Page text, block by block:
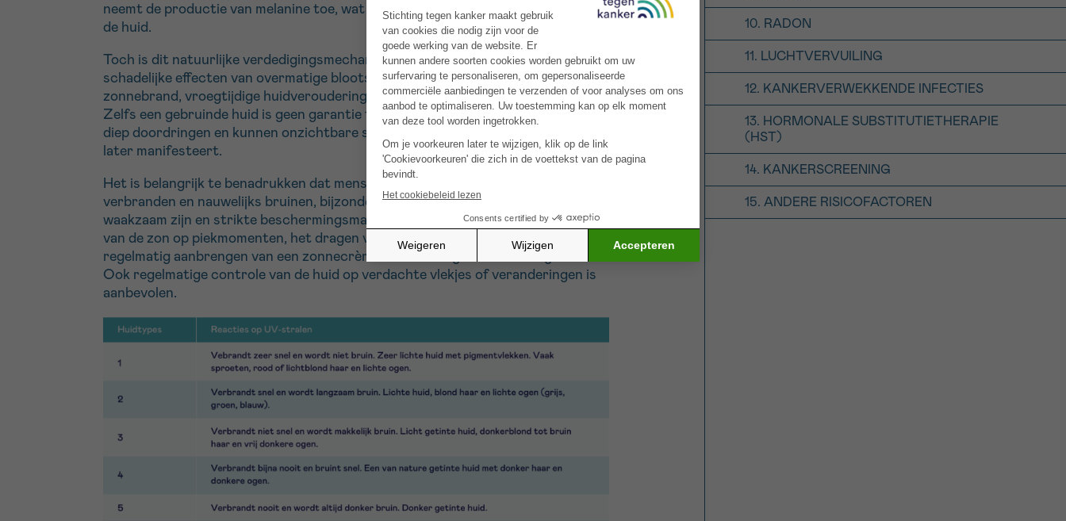
neemt de productie van melanine toe, wat leidt tot een geleidelijke bruining van
de huid.
Toch is dit natuurlijke verdedigingsmechanisme niet voldoende om de
schadelijke effecten van overmatige blootstelling te voorkomen, zoals
zonnebrand, vroegtijdige huidveroudering of het ontstaan vanhuidkanker.
Zelfs een gebruinde huid is geen garantie tegen schade, want uv-stralen blijven
diep doordringen en kunnen onzichtbare schade veroorzaken die zich pas jaren
later manifesteert.
Het is belangrijk te benadrukken dat mensen met een zeer lichte huid, die snel
verbranden en nauwelijks bruinen, bijzonder kwetsbaar zijn. Zij moeten extra
waakzaam zijn en strikte beschermingsmaatregelen nemen, zoals het vermijden
van de zon op piekmomenten, het dragen van bedekkende kleding en het
regelmatig aanbrengen van een zonnecrème met een hoge beschermingsfactor.
Ook regelmatige controle van de huid op verdachte vlekjes of veranderingen is
aanbevolen.
10. RADON
11. LUCHTVERVUILING
12. KANKERVERWEKKENDE INFECTIES
13. HORMONALE SUBSTITUTIETHERAPIE
(HST)
14. KANKERSCREENING
15. ANDERE RISICOFACTOREN